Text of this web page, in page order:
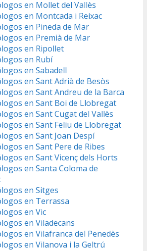
en Mollet del Vallès
en Montcada i Reixac
en Pineda de Mar
en Premià de Mar
en Ripollet
en Rubí
en Sabadell
en Sant Adrià de Besòs
en Sant Andreu de la Barca
en Sant Boi de Llobregat
en Sant Cugat del Vallès
en Sant Feliu de Llobregat
en Sant Joan Despí
en Sant Pere de Ribes
en Sant Vicenç dels Horts
en Santa Coloma de
en Sitges
en Terrassa
en Vic
en Viladecans
en Vilafranca del Penedès
en Vilanova i la Geltrú